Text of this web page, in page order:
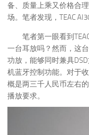
备、质量上乘又价格合
场。笔者发现，TEAC
笔者第一眼看到
一台耳放吗？然而，这
功放，能够同时兼具
机蓝牙控制功能。对于
概是两三千人民币左右
播放要求。